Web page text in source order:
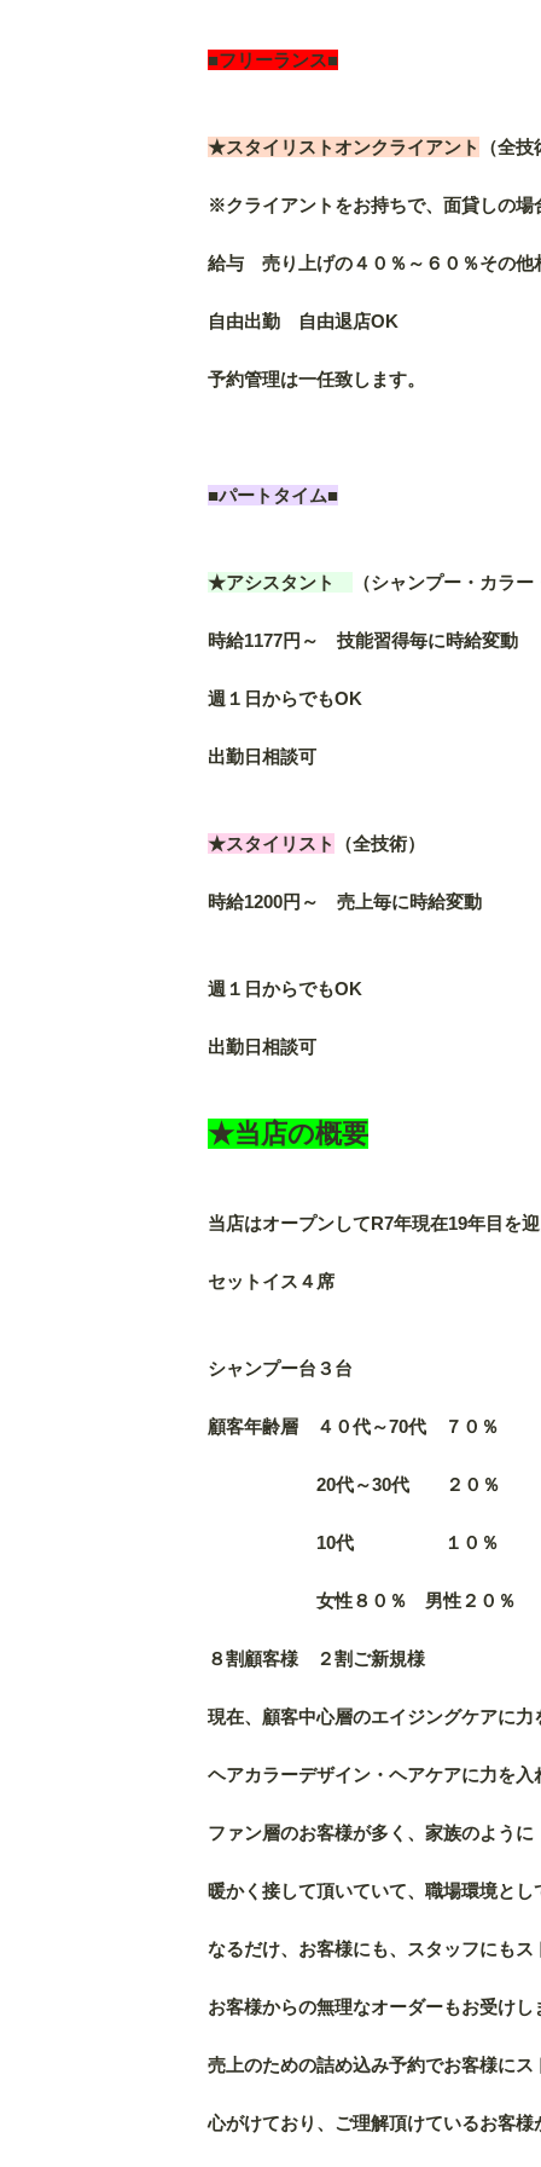
■フリーランス■
★スタイリストオンクライアント （全技
※クライアントをお持ちで、面貸しの場
給与 売り上げの４０％～６０％その他
自由出勤 自由退店OK
予約管理は一任致します。
■パートタイム■
★アシスタント （シャンプー・カラ
時給1177円～ 技能習得毎に時給変動
週１日からでもOK
出勤日相談可
★スタイリスト （全技術）
時給1200円～ 売上毎に時給変動
週１日からでもOK
出勤日相談可
★当店の概要
当店はオープンしてR7年現在19年目を
セットイス４席
シャンプー台３台
顧客年齢層 ４０代～70代 ７０％
20代～30代 ２０％
10代 １０％
女性８０％ 男性２０％
８割顧客様 ２割ご新規様
現在、顧客中心層のエイジングケアに力
ヘアカラーデザイン・ヘアケアに力を入
ファン層のお客様が多く、家族のように
暖かく接して頂いていて、職場環境とし
なるだけ、お客様にも、スタッフにもス
お客様からの無理なオーダーもお受けし
売上のための詰め込み予約でお客様にス
心がけており、ご理解頂けているお客様